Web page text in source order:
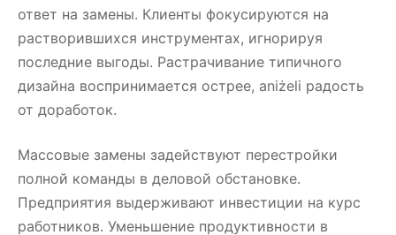
ответ на замены. Клиенты фокусируются на
растворившихся инструментах, игнорируя
последние выгоды. Растрачивание типичного
дизайна воспринимается острее, aniżeli радость
от доработок.
Массовые замены задействуют перестройки
полной команды в деловой обстановке.
Предприятия выдерживают инвестиции на курс
работников. Уменьшение продуктивности в